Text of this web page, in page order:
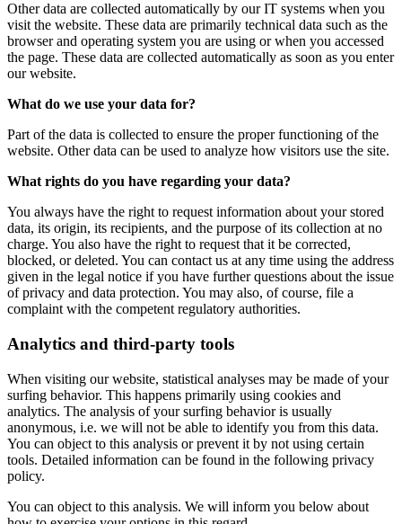
Other data are collected automatically by our IT systems when you
visit the website. These data are primarily technical data such as the
browser and operating system you are using or when you accessed
the page. These data are collected automatically as soon as you enter
our website.
What do we use your data for?
Part of the data is collected to ensure the proper functioning of the
website. Other data can be used to analyze how visitors use the site.
What rights do you have regarding your data?
You always have the right to request information about your stored
data, its origin, its recipients, and the purpose of its collection at no
charge. You also have the right to request that it be corrected,
blocked, or deleted. You can contact us at any time using the address
given in the legal notice if you have further questions about the issue
of privacy and data protection. You may also, of course, file a
complaint with the competent regulatory authorities.
Analytics and third-party tools
When visiting our website, statistical analyses may be made of your
surfing behavior. This happens primarily using cookies and
analytics. The analysis of your surfing behavior is usually
anonymous, i.e. we will not be able to identify you from this data.
You can object to this analysis or prevent it by not using certain
tools. Detailed information can be found in the following privacy
policy.
You can object to this analysis. We will inform you below about